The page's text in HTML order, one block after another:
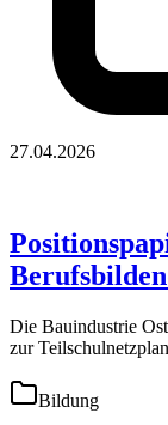
27.04.2026
Die Bauindustrie
zur
Bildung